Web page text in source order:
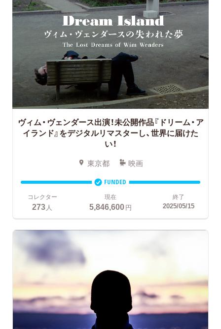
ヴィム・ヴェンダース出演！未公開作品『ドリーム・ア
イランド』をデジタルリマスターし、世界に届けた
い！
東京都 映画
FUNDED
コレクター
273 人
現在
5,846,600円
終了
2025/05/15